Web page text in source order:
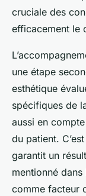
cruciale des
efficacement le
une étape
esthétique
spécifiques de
aussi en
du patient.
garantit un
mentionné
comme facteur